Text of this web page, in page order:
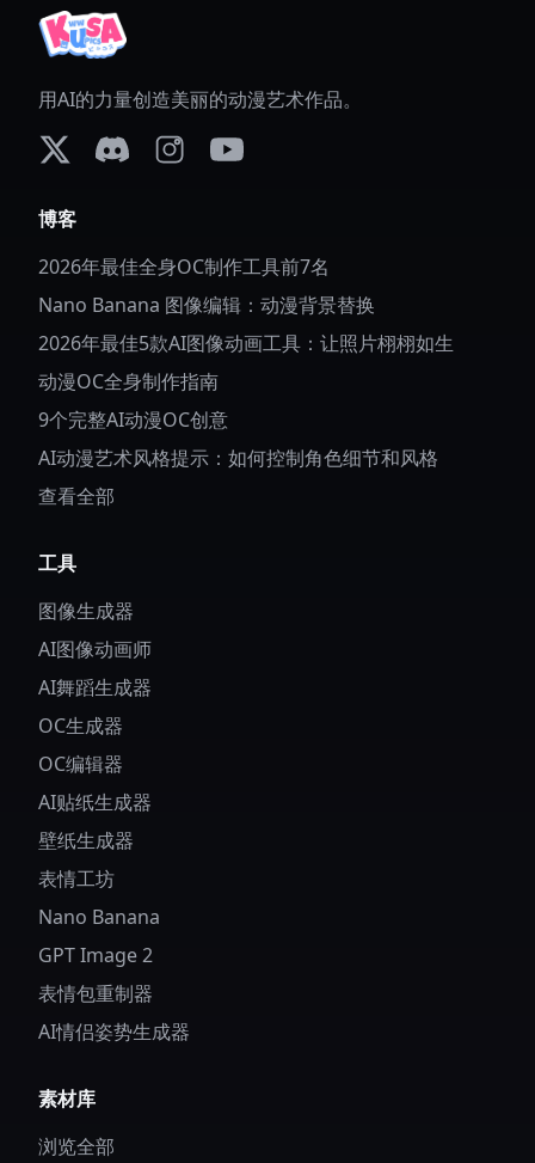
用AI的力量创造美丽的动漫艺术作品。
博客
2026年最佳全身OC制作工具前7名
Nano Banana 图像编辑：动漫背景替换
2026年最佳5款AI图像动画工具：让照片栩栩如生
动漫OC全身制作指南
9个完整AI动漫OC创意
AI动漫艺术风格提示：如何控制角色细节和风格
查看全部
工具
图像生成器
AI图像动画师
AI舞蹈生成器
OC生成器
OC编辑器
AI贴纸生成器
壁纸生成器
表情工坊
Nano Banana
GPT Image 2
表情包重制器
AI情侣姿势生成器
素材库
浏览全部